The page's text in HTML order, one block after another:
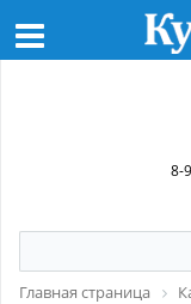
8-
Главная страница